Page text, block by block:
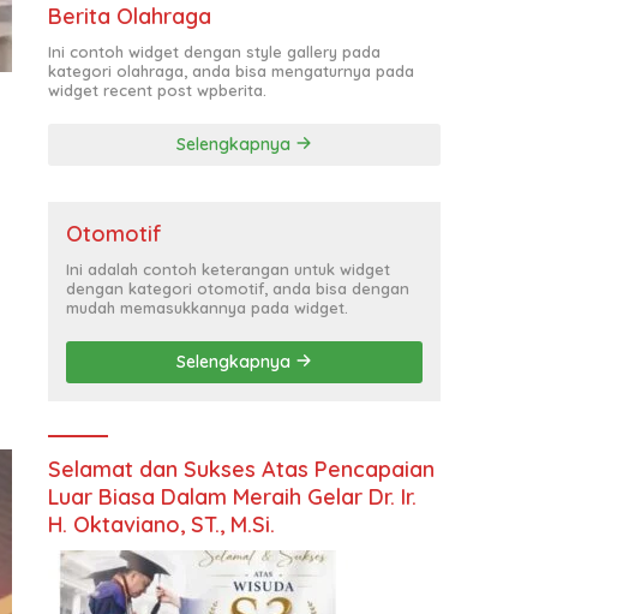
Berita Olahraga
Ini contoh widget dengan style gallery pada
kategori olahraga, anda bisa mengaturnya pada
widget recent post wpberita.
Selengkapnya
Otomotif
Ini adalah contoh keterangan untuk widget
dengan kategori otomotif, anda bisa dengan
mudah memasukkannya pada widget.
Selengkapnya
Selamat dan Sukses Atas Pencapaian
Luar Biasa Dalam Meraih Gelar Dr. Ir.
H. Oktaviano, ST., M.Si.